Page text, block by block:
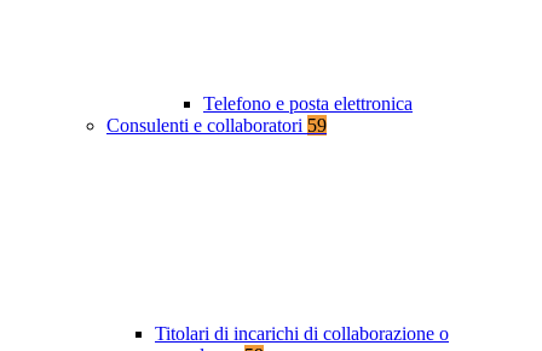
Telefono e posta elettronica
Consulenti e collaboratori 59
Titolari di incarichi di collaborazione o